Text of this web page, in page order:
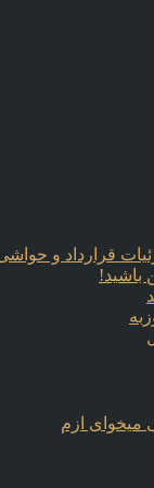
قرارداد و حواشی
باشید!
میخوای ازم